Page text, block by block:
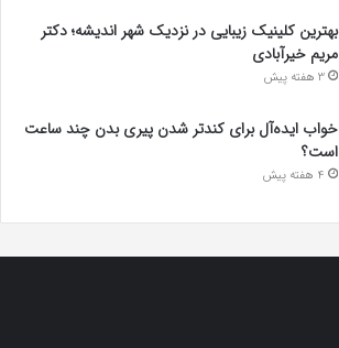
بهترین کلینیک زیبایی در نزدیک شهر اندیشه؛ دکتر
مریم خیرآبادی
3 هفته پیش
خواب ایده‌آل برای کندتر شدن پیری بدن چند ساعت
است؟
4 هفته پیش